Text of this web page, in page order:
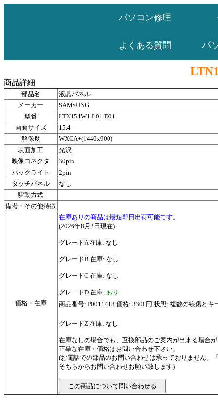
パソコン修理
よくある質問 パ
商品詳細
部品名
液晶パネル
メーカー
SAMSUNG
型番
LTN154W1-L01 D01
画面サイズ
15.4
解像度
WXGA+(1440x900)
表面加工
光沢
映像コネクタ
30pin
バックライト
2pin
タッチパネル
なし
駆動方式
備考・その他特徴
価格・在庫
在庫ありの商品は最短即日出荷可能です。
(2026年8月2日現在)
グレードA 在庫: なし
グレードB 在庫: なし
グレードC 在庫: なし
グレードD 在庫: あり
商品番号: P0011413 価格: 3300円 状態: 複数の線傷と
グレードZ 在庫: なし
在庫なしの場合でも、互換部品のご案内が出来る場合
正確な在庫・価格はお問い合わせ下さい。
(お電話での部品のお問い合わせは承っておりません。
そちらからお問い合わせお願い致します)